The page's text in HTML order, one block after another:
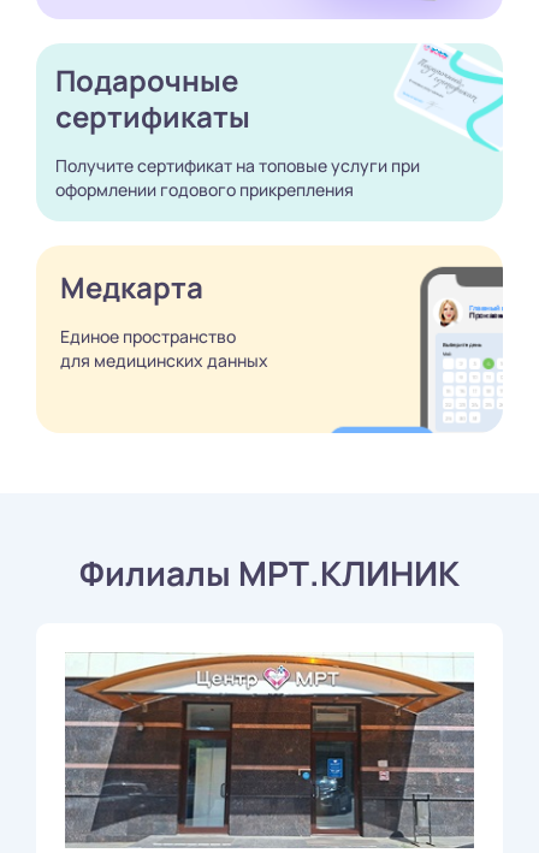
Подарочные
сертификаты
Получите сертификат на топовые услуги при
оформлении годового прикрепления
Медкарта
Единое пространство
для медицинских данных
Филиалы МРТ.КЛИНИК